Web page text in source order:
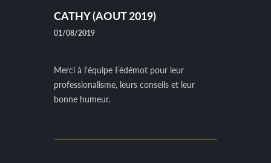
CATHY (AOUT 2019)
01/08/2019
Merci à l'équipe Fédémot pour leur
professionalisme, leurs conseils et leur
bonne humeur.